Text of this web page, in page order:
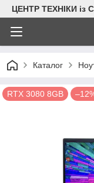
ЦЕНТР ТЕХНІКИ
Каталог
RTX 3080 8GB